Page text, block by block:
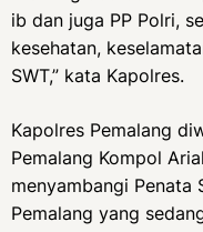
ib dan juga PP Polri,
kesehatan,
SWT,” kata Kapolres.
Kapolres Pemalang
Pemalang Kompol
menyambangi Penata
Pemalang yang